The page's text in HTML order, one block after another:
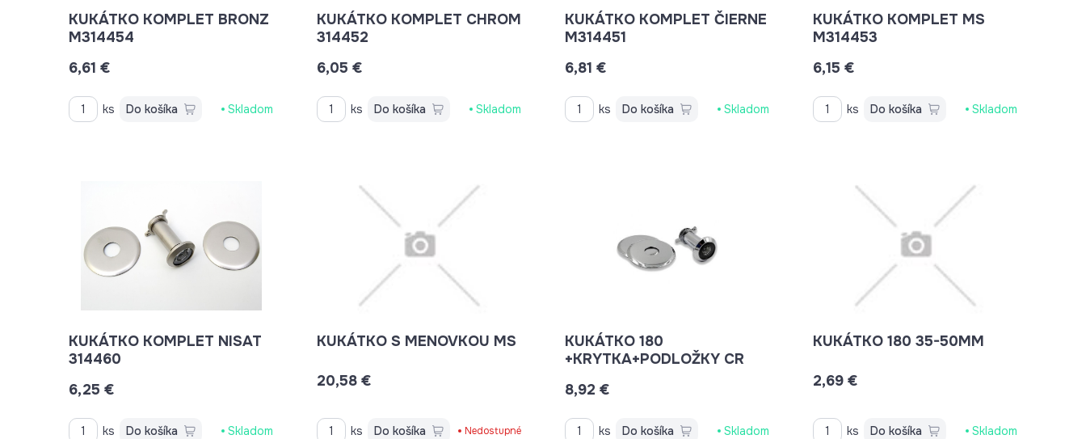
KUKÁTKO KOMPLET BRONZ
M314454
6,61 €
ks Do košíka Skladom
KUKÁTKO KOMPLET CHROM
314452
6,05 €
ks Do košíka Skladom
KUKÁTKO KOMPLET ČIERNE
M314451
6,81 €
ks Do košíka Skladom
KUKÁTKO KOMPLET MS
M314453
6,15 €
ks Do košíka Skladom
KUKÁTKO KOMPLET NISAT
314460
6,25 €
ks Do košíka Skladom
KUKÁTKO S MENOVKOU MS
20,58 €
ks Do košíka Nedostupné
KUKÁTKO 180
+KRYTKA+PODLOŽKY CR
8,92 €
ks Do košíka Skladom
KUKÁTKO 180 35-50MM
2,69 €
ks Do košíka Skladom